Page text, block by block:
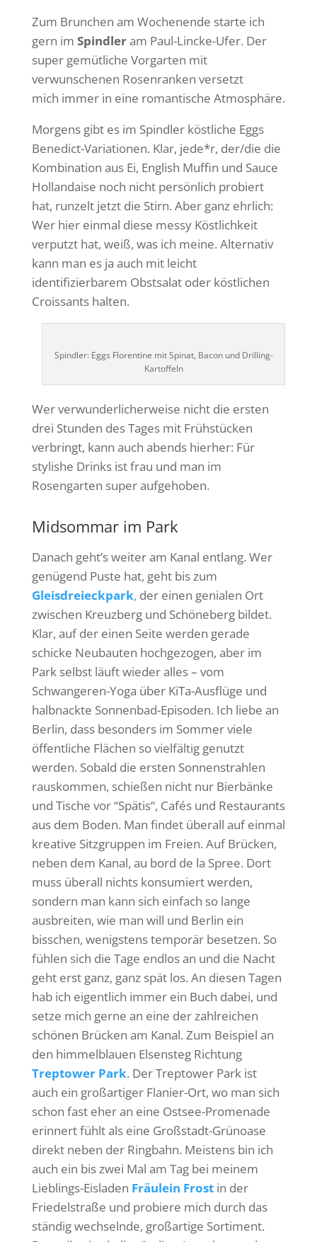
Zum Brunchen am Wochenende starte ich
gern im Spindleram Paul-Lincke-Ufer. Der
super gemütliche Vorgarten mit
verwunschenen Rosenranken versetzt
mich immer in eine romantische Atmosphäre.
Morgens gibt es im Spindler köstliche Eggs
Benedict-Variationen. Klar, jede*r, der/die die
Kombination aus Ei, English Muffin und Sauce
Hollandaise noch nicht persönlich probiert
hat, runzelt jetzt die Stirn. Aber ganz ehrlich:
Wer hier einmal diese messy Köstlichkeit
verputzt hat, weiß, was ich meine. Alternativ
kann man es ja auch mit leicht
identifizierbarem Obstsalat oder köstlichen
Croissants halten.
Spindler: Eggs Florentine mit Spinat, Bacon und Drilling-
Kartoffeln
Wer verwunderlicherweise nicht die ersten
drei Stunden des Tages mit Frühstücken
verbringt, kann auch abends hierher: Für
stylishe Drinks ist frau und man im
Rosengarten super aufgehoben.
Midsommar im Park
Danach geht’s weiter am Kanal entlang. Wer
genügend Puste hat, geht bis zum
Gleisdreieckpark, der einen genialen Ort
zwischen Kreuzberg und Schöneberg bildet.
Klar, auf der einen Seite werden gerade
schicke Neubauten hochgezogen, aber im
Park selbst läuft wieder alles – vom
Schwangeren-Yoga über KiTa-Ausflüge und
halbnackte Sonnenbad-Episoden. Ich liebe an
Berlin, dass besonders im Sommer viele
öffentliche Flächen so vielfältig genutzt
werden. Sobald die ersten Sonnenstrahlen
rauskommen, schießen nicht nur Bierbänke
und Tische vor “Spätis“, Cafés und Restaurants
aus dem Boden. Man findet überall auf einmal
kreative Sitzgruppen im Freien. Auf Brücken,
neben dem Kanal, au bord de la Spree. Dort
muss überall nichts konsumiert werden,
sondern man kann sich einfach so lange
ausbreiten, wie man will und Berlin ein
bisschen, wenigstens temporär besetzen. So
fühlen sich die Tage endlos an und die Nacht
geht erst ganz, ganz spät los. An diesen Tagen
hab ich eigentlich immer ein Buch dabei, und
setze mich gerne an eine der zahlreichen
schönen Brücken am Kanal. Zum Beispiel an
den himmelblauen Elsensteg Richtung
Treptower Park. Der Treptower Park ist
auch ein großartiger Flanier-Ort, wo man sich
schon fast eher an eine Ostsee-Promenade
erinnert fühlt als eine Großstadt-Grünoase
direkt neben der Ringbahn. Meistens bin ich
auch ein bis zwei Mal am Tag bei meinem
Lieblings-Eisladen Fräulein Frostin der
Friedelstraße und probiere mich durch das
ständig wechselnde, großartige Sortiment.